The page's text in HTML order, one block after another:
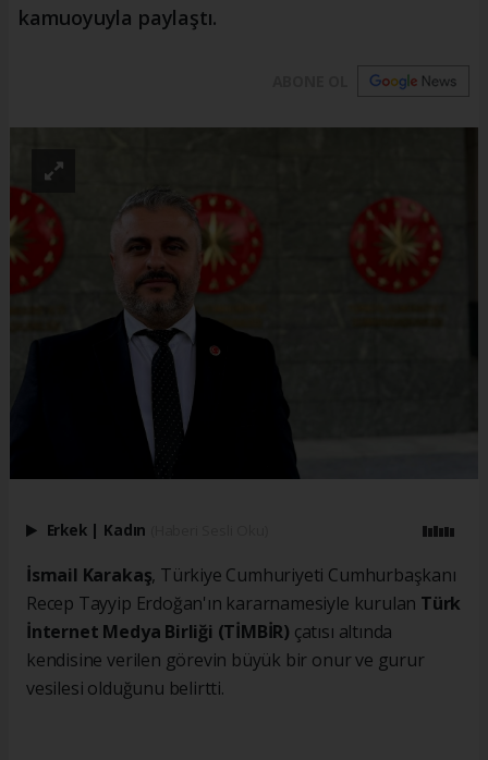
kamuoyuyla paylaştı.
Erkek | Kadın
İsmail Karakaş, Türkiye Cumhuriyeti Cumhurbaşkanı
Recep Tayyip Erdoğan'ın kararnamesiyle kurulan Türk
İnternet Medya Birliği (TİMBİR) çatısı altında
kendisine verilen görevin büyük bir onur ve gurur
vesilesi olduğunu belirtti.